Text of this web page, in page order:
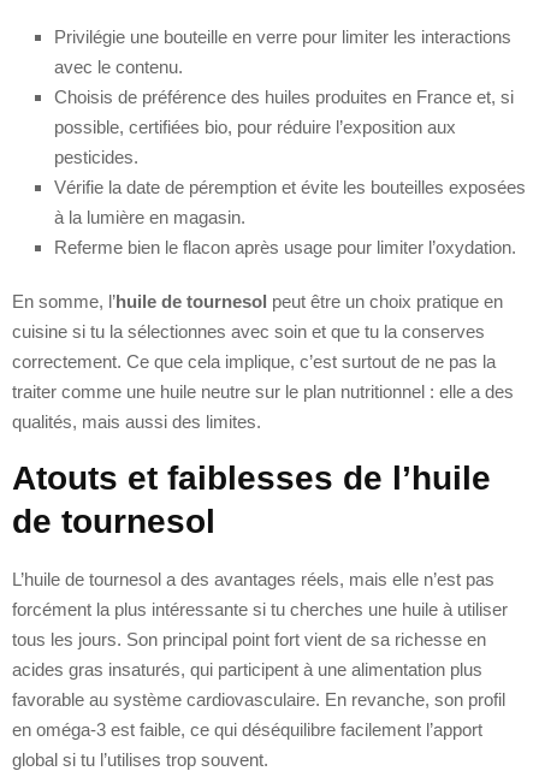
Privilégie une bouteille en verre pour limiter les interactions
avec le contenu.
Choisis de préférence des huiles produites en France et, si
possible, certifiées bio, pour réduire l’exposition aux
pesticides.
Vérifie la date de péremption et évite les bouteilles exposées
à la lumière en magasin.
Referme bien le flacon après usage pour limiter l’oxydation.
En somme, l’huile de tournesol peut être un choix pratique en
cuisine si tu la sélectionnes avec soin et que tu la conserves
correctement. Ce que cela implique, c’est surtout de ne pas la
traiter comme une huile neutre sur le plan nutritionnel : elle a des
qualités, mais aussi des limites.
Atouts et faiblesses de l’huile
de tournesol
L’huile de tournesol a des avantages réels, mais elle n’est pas
forcément la plus intéressante si tu cherches une huile à utiliser
tous les jours. Son principal point fort vient de sa richesse en
acides gras insaturés, qui participent à une alimentation plus
favorable au système cardiovasculaire. En revanche, son profil
en oméga-3 est faible, ce qui déséquilibre facilement l’apport
global si tu l’utilises trop souvent.